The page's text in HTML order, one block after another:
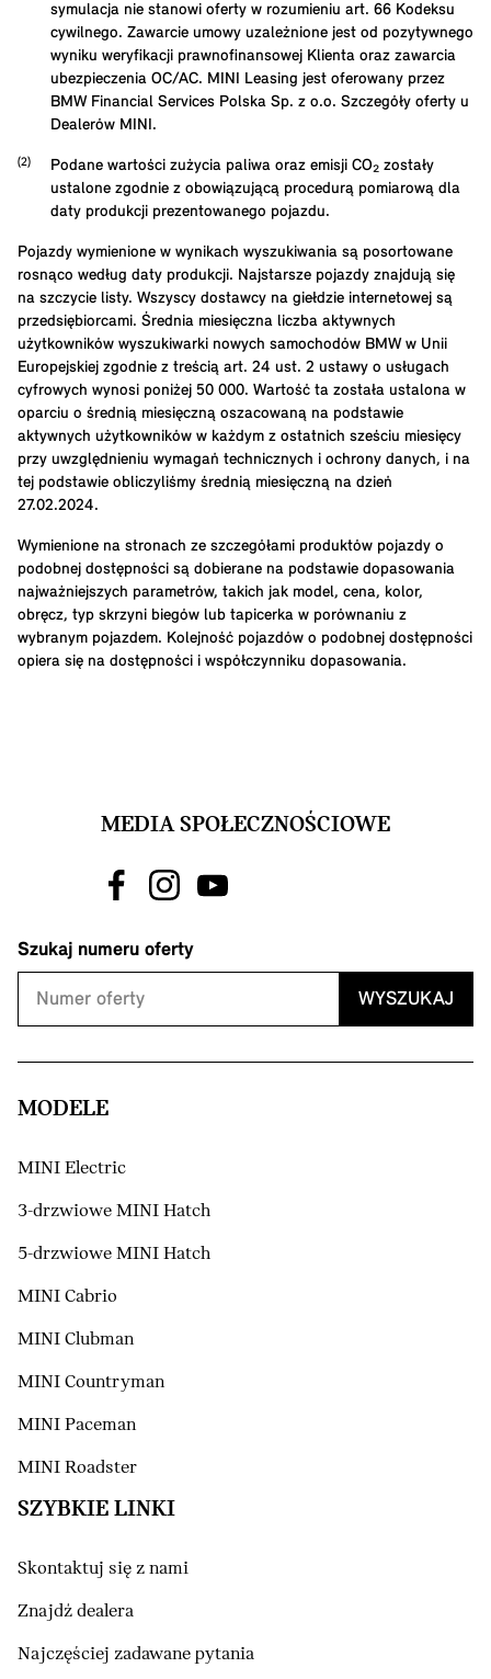
symulacja nie stanowi oferty w rozumieniu art. 66 Kodeksu
cywilnego. Zawarcie umowy uzależnione jest od pozytywnego
wyniku weryfikacji prawnofinansowej Klienta oraz zawarcia
ubezpieczenia OC/AC. MINI Leasing jest oferowany przez
BMW Financial Services Polska Sp. z o.o. Szczegóły oferty u
Dealerów MINI.
Podane wartości zużycia paliwa oraz emisji CO₂ zostały
ustalone zgodnie z obowiązującą procedurą pomiarową dla
daty produkcji prezentowanego pojazdu.
Pojazdy wymienione w wynikach wyszukiwania są posortowane
rosnąco według daty produkcji. Najstarsze pojazdy znajdują się
na szczycie listy. Wszyscy dostawcy na giełdzie internetowej są
przedsiębiorcami. Średnia miesięczna liczba aktywnych
użytkowników wyszukiwarki nowych samochodów BMW w Unii
Europejskiej zgodnie z treścią art. 24 ust. 2 ustawy o usługach
cyfrowych wynosi poniżej 50 000. Wartość ta została ustalona w
oparciu o średnią miesięczną oszacowaną na podstawie
aktywnych użytkowników w każdym z ostatnich sześciu miesięcy
przy uwzględnieniu wymagań technicznych i ochrony danych, i na
tej podstawie obliczyliśmy średnią miesięczną na dzień
27.02.2024.
Wymienione na stronach ze szczegółami produktów pojazdy o
podobnej dostępności są dobierane na podstawie dopasowania
najważniejszych parametrów, takich jak model, cena, kolor,
obręcz, typ skrzyni biegów lub tapicerka w porównaniu z
wybranym pojazdem. Kolejność pojazdów o podobnej dostępności
opiera się na dostępności i współczynniku dopasowania.
MEDIA SPOŁECZNOŚCIOWE
Szukaj numeru oferty
WYSZUKAJ
MODELE
MINI Electric
3-drzwiowe MINI Hatch
5-drzwiowe MINI Hatch
MINI Cabrio
MINI Clubman
MINI Countryman
MINI Paceman
MINI Roadster
SZYBKIE LINKI
Skontaktuj się z nami
Znajdź dealera
Najczęściej zadawane pytania